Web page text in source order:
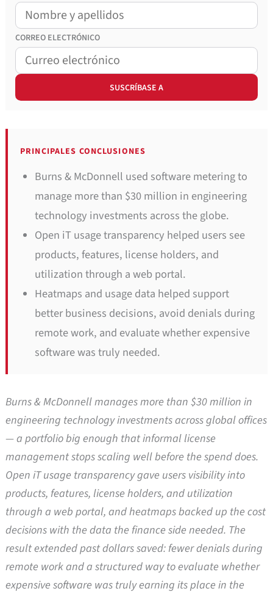
PRINCIPALES CONCLUSIONES
Burns & McDonnell used software metering to
manage more than $30 million in engineering
technology investments across the globe.
Open iT usage transparency helped users see
products, features, license holders, and
utilization through a web portal.
Heatmaps and usage data helped support
better business decisions, avoid denials during
remote work, and evaluate whether expensive
software was truly needed.
Burns & McDonnell manages more than $30 million in
engineering technology investments across global offices
— a portfolio big enough that informal license
management stops scaling well before the spend does.
Open iT usage transparency gave users visibility into
products, features, license holders, and utilization
through a web portal, and heatmaps backed up the cost
decisions with the data the finance side needed. The
result extended past dollars saved: fewer denials during
remote work and a structured way to evaluate whether
expensive software was truly earning its place in the
CORREO ELECTRÓNICO